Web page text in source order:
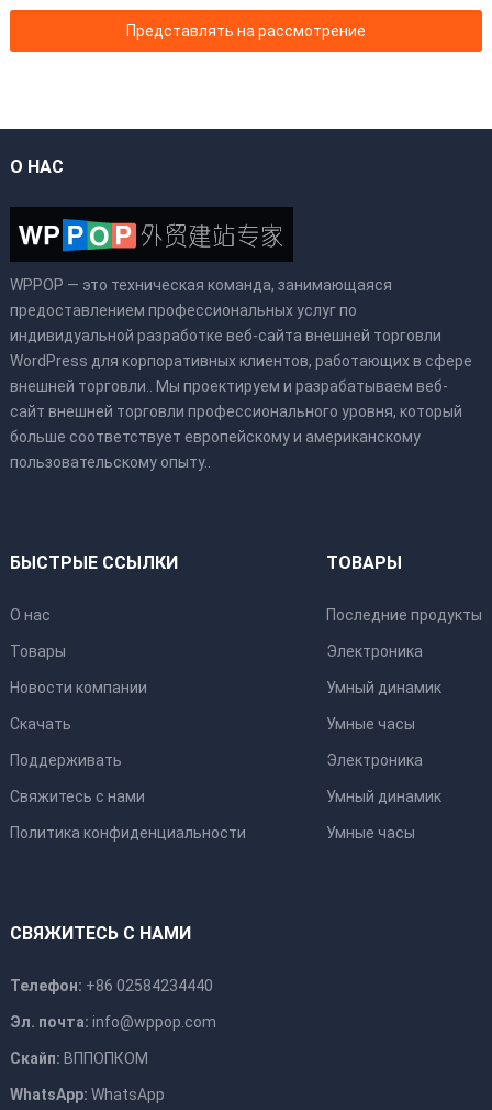
О НАС
WPPOP — это техническая команда, занимающаяся
предоставлением профессиональных услуг по
индивидуальной разработке веб-сайта внешней торговли
WordPress для корпоративных клиентов, работающих в сфере
внешней торговли.. Мы проектируем и разрабатываем веб-
сайт внешней торговли профессионального уровня, который
больше соответствует европейскому и американскому
пользовательскому опыту..
БЫСТРЫЕ ССЫЛКИ
О нас
Товары
Новости компании
Скачать
Поддерживать
Свяжитесь с нами
Политика конфиденциальности
ТОВАРЫ
Последние продукты
Электроника
Умный динамик
Умные часы
Электроника
Умный динамик
Умные часы
СВЯЖИТЕСЬ С НАМИ
Телефон: +86 02584234440
Эл. почта: info@wppop.com
Скайп: ВППОПКОМ
WhatsApp: WhatsApp